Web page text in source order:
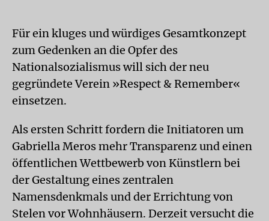
Für ein kluges und würdiges Gesamtkonzept
zum Gedenken an die Opfer des
Nationalsozialismus will sich der neu
gegründete Verein »Respect & Remember«
einsetzen.
Als ersten Schritt fordern die Initiatoren um
Gabriella Meros mehr Transparenz und einen
öffentlichen Wettbewerb von Künstlern bei
der Gestaltung eines zentralen
Namensdenkmals und der Errichtung von
Stelen vor Wohnhäusern. Derzeit versucht die